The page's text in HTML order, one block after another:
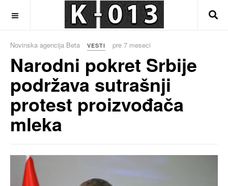
Novinska agencija Beta VESTI pre 7 meseci
Narodni pokret Srbije
podržava sutrašnji
protest proizvođača
mleka